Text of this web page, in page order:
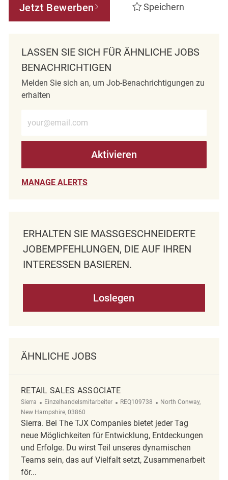
Jetzt Bewerben Speichern
LASSEN SIE SICH FÜR ÄHNLICHE JOBS
BENACHRICHTIGEN
Melden Sie sich an, um Job-Benachrichtigungen zu
erhalten
Aktivieren
MANAGE ALERTS
ERHALTEN SIE MASSGESCHNEIDERTE J
OBEMPFEHLUNGEN, DIE AUF IHREN I
NTERESSEN BASIEREN.
Loslegen
ÄHNLICHE JOBS
RETAIL SALES ASSOCIATE
Sierra Kategorie
Einzelhandelsmitarbeiter ReqId
REQ109738 Ort
North Conway,
New Hampshire, 03860
Sierra. Bei The TJX Companies bietet jeder Tag
neue Möglichkeiten für Entwicklung, Entdeckungen
und Erfolge. Du wirst Teil unseres dynamischen
Teams sein, das auf Vielfalt setzt, Zusammenarbeit
för...